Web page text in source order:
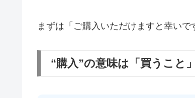
まずは「ご購入いただけますと幸い
“購入”の意味は「買うこと」